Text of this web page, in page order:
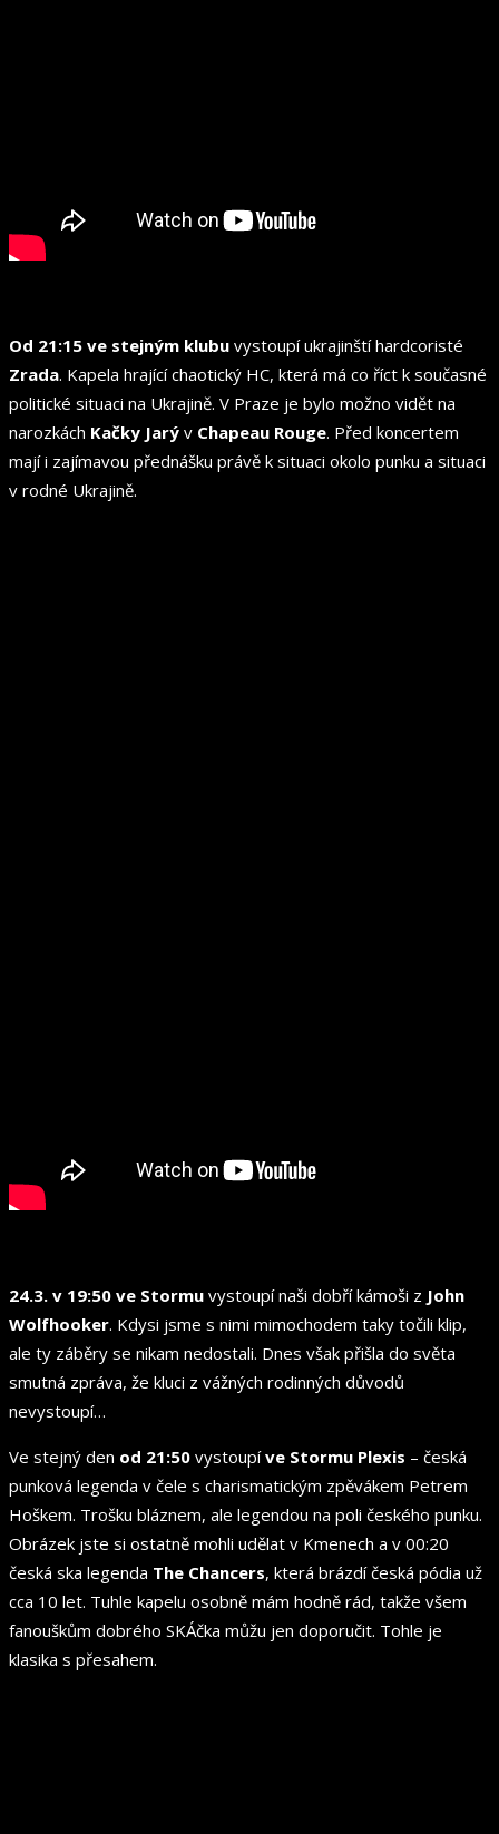
Od 21:15 ve stejným klubu vystoupí ukrajinští hardcoristé
Zrada. Kapela hrající chaotický HC, která má co říct k současné
politické situaci na Ukrajině. V Praze je bylo možno vidět na
narozkách Kačky Jarý v Chapeau Rouge. Před koncertem
mají i zajímavou přednášku právě k situaci okolo punku a situaci
v rodné Ukrajině.
24.3. v 19:50 ve Stormu vystoupí naši dobří kámoši z John
Wolfhooker. Kdysi jsme s nimi mimochodem taky točili klip,
ale ty záběry se nikam nedostali. Dnes však přišla do světa
smutná zpráva, že kluci z vážných rodinných důvodů
nevystoupí…
Ve stejný den od 21:50 vystoupíve Stormu Plexis – česká
punková legenda v čele s charismatickým zpěvákem Petrem
Hoškem. Trošku bláznem, ale legendou na poli českého punku.
Obrázek jste si ostatně mohli udělat v Kmenech a v 00:20
česká ska legenda The Chancers, která brázdí česká pódia už
cca 10 let. Tuhle kapelu osobně mám hodně rád, takže všem
fanouškům dobrého SKÁčka můžu jen doporučit. Tohle je
klasika s přesahem.